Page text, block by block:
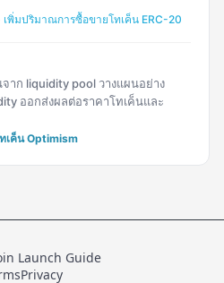
พิ่มปริมาณการซื้อขายโทเค็น ERC-20
าก liquidity pool วางแผนอย่าง
ออกส่งผลต่อราคาโทเค็นและ
เค็น Optimism
Launch Guide
Privacy